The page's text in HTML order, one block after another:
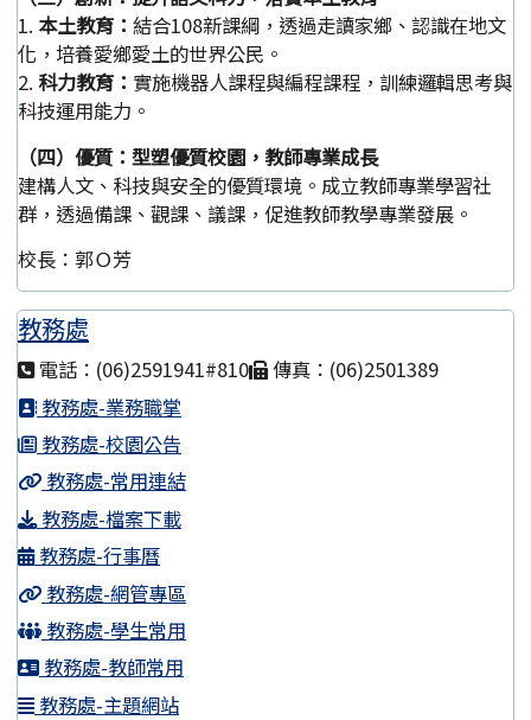
1. 本土教育： 結合108新課綱，透過走讀家鄉、認識在地文
化，培養愛鄉愛土的世界公民。
2. 科力教育： 實施機器人課程與編程課程，訓練邏輯思考與
科技運用能力。
（四）優質：型塑優質校園，教師專業成長
建構人文、科技與安全的優質環境。成立教師專業學習社
群，透過備課、觀課、議課，促進教師教學專業發展。
校長：郭Ｏ芳
教務處
電話：(06)2591941#810
傳真：(06)2501389
教務處-業務職掌
教務處-校園公告
教務處-常用連結
教務處-檔案下載
教務處-行事曆
教務處-網管專區
教務處-學生常用
教務處-教師常用
教務處-主題網站